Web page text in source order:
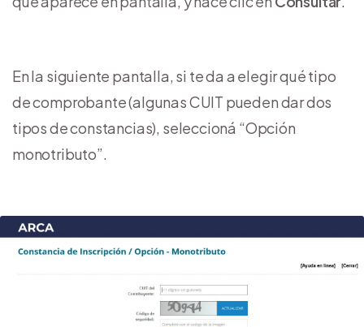
En la siguiente pantalla, si te da a elegir qué tipo
de comprobante (algunas CUIT pueden dar dos
tipos de constancias), seleccioná “Opción
monotributo”.